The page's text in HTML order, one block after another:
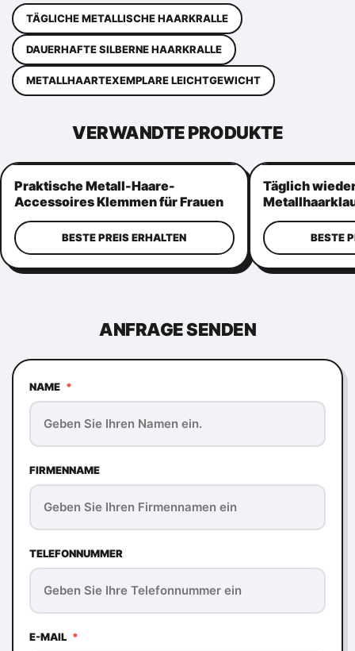
TÄGLICHE METALLISCHE HAARKRALLE
DAUERHAFTE SILBERNE HAARKRALLE
METALLHAARTEXEMPLARE LEICHTGEWICHT
VERWANDTE PRODUKTE
Praktische Metall-Haare-
Accessoires Klemmen für Frauen
Mehrzweck
BESTE PREIS ERHALTEN
Täglich
Metall-
BESTE
ANFRAGE SENDEN
NAME *
FIRMENNAME
TELEFONNUMMER
E-MAIL *